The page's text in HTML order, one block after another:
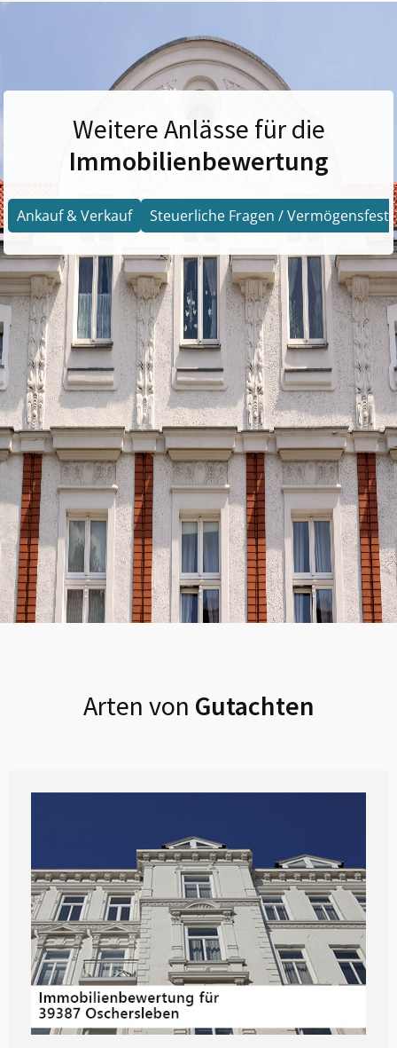
Weitere Anlässe für die
Immobilienbewertung
Ankauf & Verkauf Steuerliche Fragen /
Arten von Gutachten